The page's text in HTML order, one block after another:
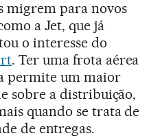
migrem para novos
a Jet, que já
o interesse do
. Ter uma frota aérea
permite um maior
sobre a distribuição,
quando se trata de
de entregas.